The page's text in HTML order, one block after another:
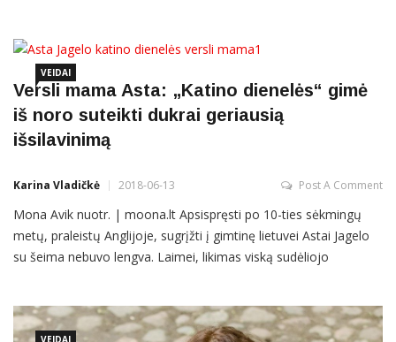
Mokytojas. Neoficialaus vizito į Lietuvą atvykęs 83-ejų Nobelio
VEIDAI
Versli mama Asta: „Katino dienelės“ gimė
iš noro suteikti dukrai geriausią
išsilavinimą
Karina Vladičkė 2018-06-13 Post A Comment
Mona Avik nuotr. | moona.lt Apsispręsti po 10-ties sėkmingų
metų, praleistų Anglijoje, sugrįžti į gimtinę lietuvei Astai Jagelo
su šeima nebuvo lengva. Laimei, likimas viską sudėliojo
tuomet dar pusantrų metukų dukrai Vilniuje suteikti kokybišką
VEIDAI